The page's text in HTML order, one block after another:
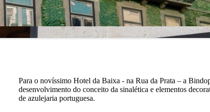
Para o novíssimo Hotel da Baixa - na Rua da Prata – a
desenvolvimento do conceito da sinalética e elementos
de azulejaria portuguesa.